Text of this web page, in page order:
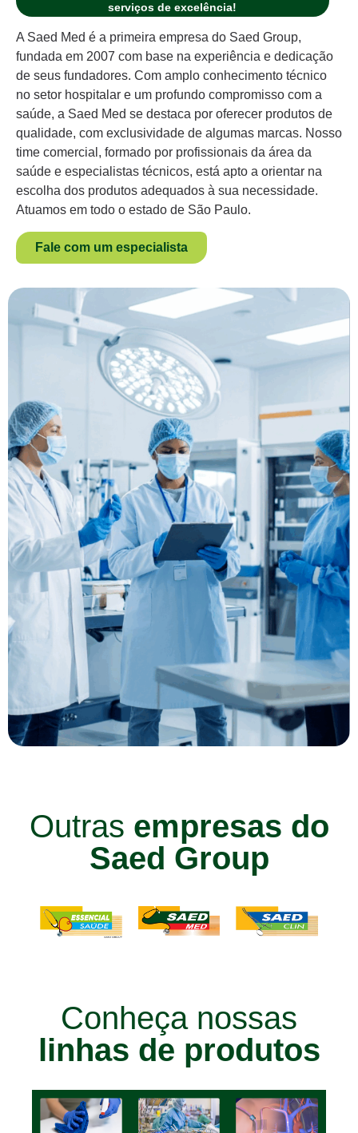
serviços de excelência!
A Saed Med é a primeira empresa do Saed Group,
fundada em 2007 com base na experiência e dedicação
de seus fundadores. Com amplo conhecimento técnico
no setor hospitalar e um profundo compromisso com a
saúde, a Saed Med se destaca por oferecer produtos de
qualidade, com exclusividade de algumas marcas. Nosso
time comercial, formado por profissionais da área da
saúde e especialistas técnicos, está apto a orientar na
escolha dos produtos adequados à sua necessidade.
Atuamos em todo o estado de São Paulo.
Fale com um especialista
Outras empresas do
Saed Group
Conheça nossas
linhas de produtos